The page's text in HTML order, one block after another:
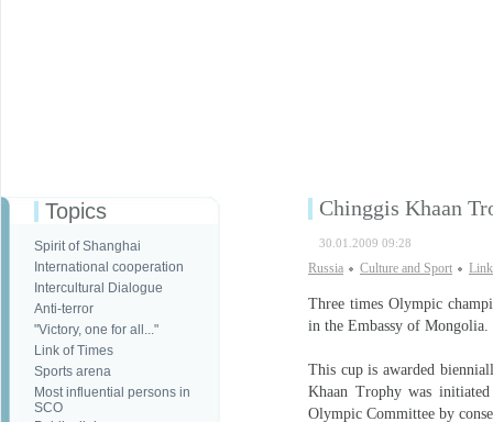
Topics
Spirit of Shanghai
International cooperation
Intercultural Dialogue
Anti-terror
"Victory, one for all..."
Link of Times
Sports arena
Most influential persons in
SCO
Chinggis Khaan
30.01.2009 09:28
Russia Culture and Sport
Three times Olympic
in the Embassy of Mongolia.
This cup is awarded
Khaan Trophy was
Olympic Committee by